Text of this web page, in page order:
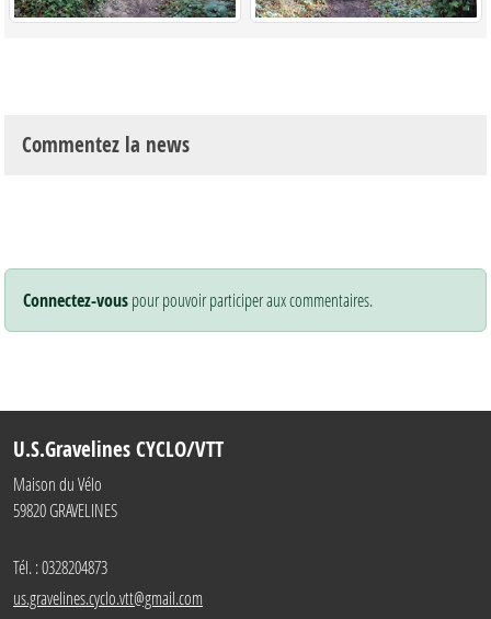
Commentez la news
Connectez-vouspour pouvoir participer aux commentaires.
U.S.Gravelines CYCLO/VTT
Maison du Vélo
59820GRAVELINES
Tél. :0328204873
us.gravelines.cyclo.vtt@gmail.com